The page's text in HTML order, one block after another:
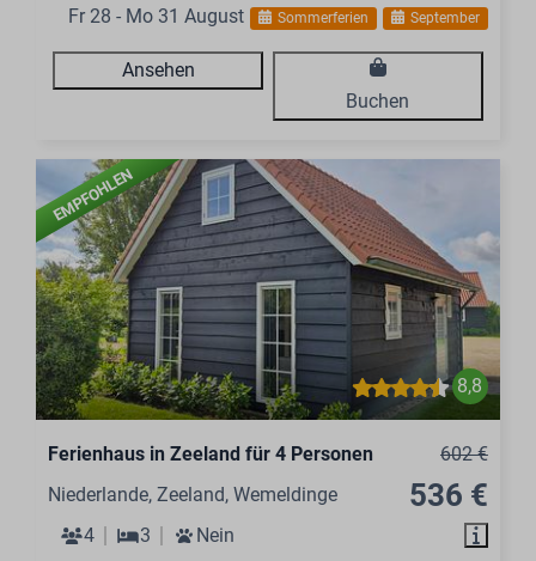
Fr 28 - Mo 31 August Sommerferien September
Ansehen
Buchen
EMPFOHLEN
8,8
602 €
536 €
Ferienhaus in Zeeland für 4 Personen
Niederlande, Zeeland, Wemeldinge
4
3
Nein